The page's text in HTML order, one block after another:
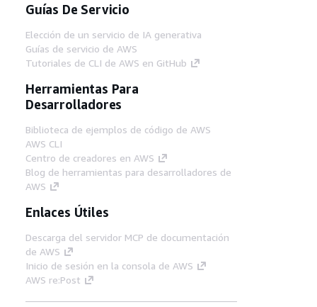
Guías De Servicio
Elección de un servicio de IA generativa
Guías de servicio de AWS
Tutoriales de CLI de AWS en GitHub
Herramientas Para
Desarrolladores
Biblioteca de ejemplos de código de AWS
AWS CLI
Centro de creadores en AWS
Blog de herramientas para desarrolladores de
AWS
Enlaces Útiles
Descarga del servidor MCP de documentación
de AWS
Inicio de sesión en la consola de AWS
AWS re:Post